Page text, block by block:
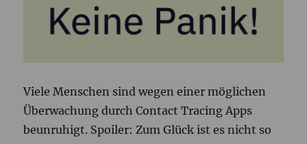
Viele Menschen sind wegen einer möglichen
Überwachung durch Contact Tracing Apps
beunruhigt. Spoiler: Zum Glück ist es nicht so